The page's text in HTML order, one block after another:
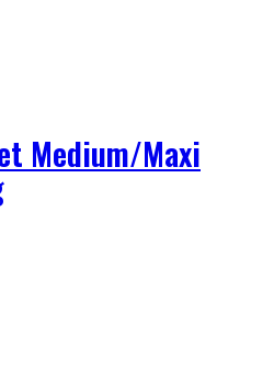
Medium/Maxi